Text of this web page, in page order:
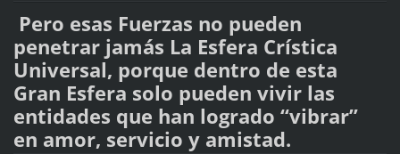
Pero esas Fuerzas no pueden
penetrar jamás La Esfera Crística
Universal, porque dentro de esta
Gran Esfera solo pueden vivir las
entidades que han logrado “vibrar”
en amor, servicio y amistad.